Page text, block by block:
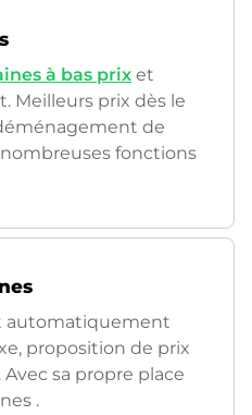
à bas prix et
Meilleurs prix dès le
de
fonctions
automatiquement
proposition de prix
sa propre place
.